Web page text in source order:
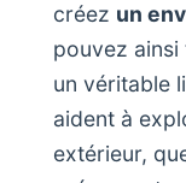
créez un
pouvez
un véritable
aident à
extérieur,